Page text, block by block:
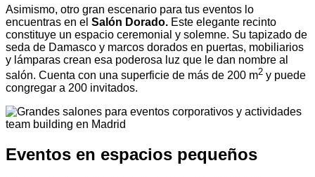
Asimismo, otro gran escenario para tus eventos lo
encuentras en el Salón Dorado. Este elegante recinto
constituye un espacio ceremonial y solemne. Su tapizado de
seda de Damasco y marcos dorados en puertas, mobiliarios
y lámparas crean esa poderosa luz que le dan nombre al
salón. Cuenta con una superficie de más de 200 m2 y puede
congregar a 200 invitados.
Eventos en espacios pequeños